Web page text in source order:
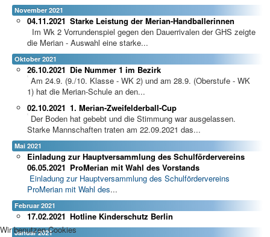
November 2021
Starke Leistung der Merian-Handballerinnen
04.11.2021
Im Wk 2 Vorrundenspiel gegen den Dauerrivalen der GHS zeigte
die Merian - Auswahl eine starke...
Oktober 2021
Die Nummer 1 im Bezirk
26.10.2021
Am 24.9. (9./10. Klasse - WK 2) und am 28.9. (Oberstufe - WK
1) hat die Merian-Schule an den...
1. Merian-Zweifelderball-Cup
02.10.2021
Der Boden hat gebebt und die Stimmung war ausgelassen.
Starke Mannschaften traten am 22.09.2021 das...
Mai 2021
Einladung zur Hauptversammlung des Schulfördervereins
ProMerian mit Wahl des Vorstands
06.05.2021
Einladung zur Hauptversammlung des Schulfördervereins
ProMerian mit Wahl des...
Februar 2021
Hotline Kinderschutz Berlin
17.02.2021
Januar 2021
Wir benutzen Cookies